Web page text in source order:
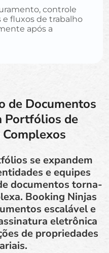
controle
e fluxos de trabalho
após a
de Documentos
Portfólios de
se expandem
e equipes
documentos torna-
Booking Ninjas
escalável e
eletrônica
de propriedades